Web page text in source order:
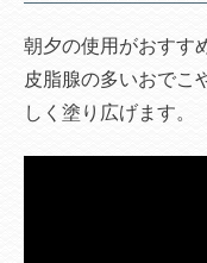
朝夕の使用がおすす
皮脂腺の多いおでこ
しく塗り広げます。